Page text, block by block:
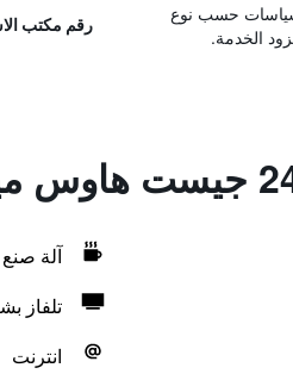
حسب نوع
الخدمة.
رقم مكتب
آلة صنع
تلفاز
انترنت